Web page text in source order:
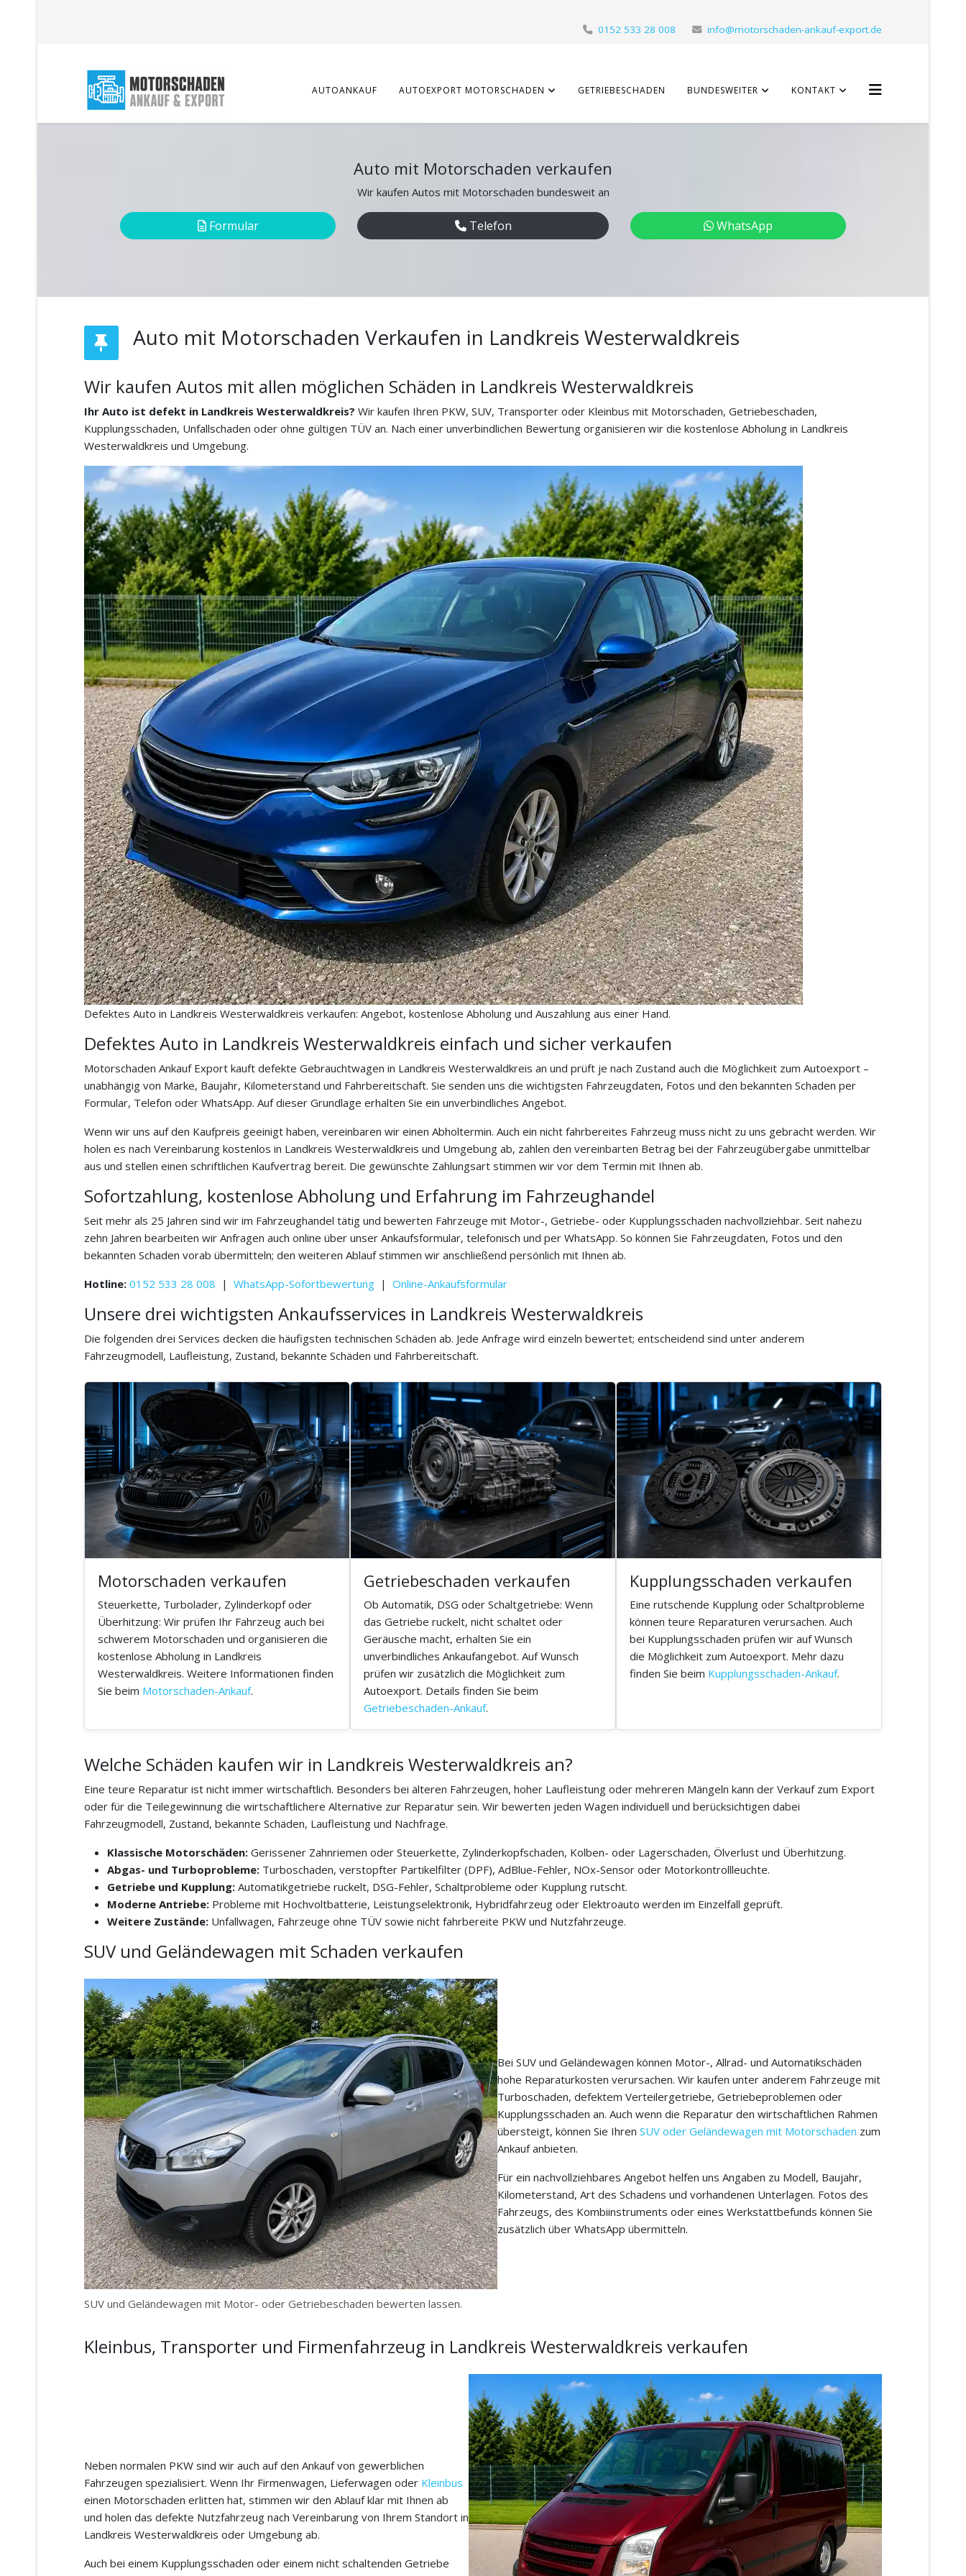
0152 533 28 008 info@motorschaden-ankauf-export.de
AUTOANKAUF AUTOEXPORT MOTORSCHADEN GETRIEBESCHADEN BUNDESWEITER KONTAKT
Auto mit Motorschaden verkaufen
Wir kaufen Autos mit Motorschaden bundesweit an
Formular Telefon WhatsApp
Auto mit Motorschaden Verkaufen in Landkreis Westerwaldkreis
Wir kaufen Autos mit allen möglichen Schäden in Landkreis Westerwaldkreis
Ihr Auto ist defekt in Landkreis Westerwaldkreis? Wir kaufen Ihren PKW, SUV, Transporter oder Kleinbus mit Motorschaden, Getriebeschaden,
Kupplungsschaden, Unfallschaden oder ohne gültigen TÜV an. Nach einer unverbindlichen Bewertung organisieren wir die kostenlose Abholung in Landkreis
Westerwaldkreis und Umgebung.
Defektes Auto in Landkreis Westerwaldkreis verkaufen: Angebot, kostenlose Abholung und Auszahlung aus einer Hand.
Defektes Auto in Landkreis Westerwaldkreis einfach und sicher verkaufen
Motorschaden Ankauf Export kauft defekte Gebrauchtwagen in Landkreis Westerwaldkreis an und prüft je nach Zustand auch die Möglichkeit zum Autoexport –
unabhängig von Marke, Baujahr, Kilometerstand und Fahrbereitschaft. Sie senden uns die wichtigsten Fahrzeugdaten, Fotos und den bekannten Schaden per
Formular, Telefon oder WhatsApp. Auf dieser Grundlage erhalten Sie ein unverbindliches Angebot.
Wenn wir uns auf den Kaufpreis geeinigt haben, vereinbaren wir einen Abholtermin. Auch ein nicht fahrbereites Fahrzeug muss nicht zu uns gebracht werden. Wir
holen es nach Vereinbarung kostenlos in Landkreis Westerwaldkreis und Umgebung ab, zahlen den vereinbarten Betrag bei der Fahrzeugübergabe unmittelbar
aus und stellen einen schriftlichen Kaufvertrag bereit. Die gewünschte Zahlungsart stimmen wir vor dem Termin mit Ihnen ab.
Sofortzahlung, kostenlose Abholung und Erfahrung im Fahrzeughandel
Seit mehr als 25 Jahren sind wir im Fahrzeughandel tätig und bewerten Fahrzeuge mit Motor-, Getriebe- oder Kupplungsschaden nachvollziehbar. Seit nahezu
zehn Jahren bearbeiten wir Anfragen auch online über unser Ankaufsformular, telefonisch und per WhatsApp. So können Sie Fahrzeugdaten, Fotos und den
bekannten Schaden vorab übermitteln; den weiteren Ablauf stimmen wir anschließend persönlich mit Ihnen ab.
Hotline: 0152 533 28 008 | WhatsApp-Sofortbewertung | Online-Ankaufsformular
Unsere drei wichtigsten Ankaufsservices in Landkreis Westerwaldkreis
Die folgenden drei Services decken die häufigsten technischen Schäden ab. Jede Anfrage wird einzeln bewertet; entscheidend sind unter anderem
Fahrzeugmodell, Laufleistung, Zustand, bekannte Schäden und Fahrbereitschaft.
Motorschaden verkaufen
Steuerkette, Turbolader, Zylinderkopf oder
Überhitzung: Wir prüfen Ihr Fahrzeug auch bei
schwerem Motorschaden und organisieren die
kostenlose Abholung in Landkreis
Westerwaldkreis. Weitere Informationen finden
Sie beim Motorschaden-Ankauf.
Getriebeschaden verkaufen
Ob Automatik, DSG oder Schaltgetriebe: Wenn
das Getriebe ruckelt, nicht schaltet oder
Geräusche macht, erhalten Sie ein
unverbindliches Ankaufangebot. Auf Wunsch
prüfen wir zusätzlich die Möglichkeit zum
Autoexport. Details finden Sie beim
Getriebeschaden-Ankauf.
Kupplungsschaden verkaufen
Eine rutschende Kupplung oder Schaltprobleme
können teure Reparaturen verursachen. Auch
bei Kupplungsschaden prüfen wir auf Wunsch
die Möglichkeit zum Autoexport. Mehr dazu
finden Sie beim Kupplungsschaden-Ankauf.
Welche Schäden kaufen wir in Landkreis Westerwaldkreis an?
Eine teure Reparatur ist nicht immer wirtschaftlich. Besonders bei älteren Fahrzeugen, hoher Laufleistung oder mehreren Mängeln kann der Verkauf zum Export
oder für die Teilegewinnung die wirtschaftlichere Alternative zur Reparatur sein. Wir bewerten jeden Wagen individuell und berücksichtigen dabei
Fahrzeugmodell, Zustand, bekannte Schäden, Laufleistung und Nachfrage.
Klassische Motorschäden: Gerissener Zahnriemen oder Steuerkette, Zylinderkopfschaden, Kolben- oder Lagerschaden, Ölverlust und Überhitzung.
Abgas- und Turboprobleme: Turboschaden, verstopfter Partikelfilter (DPF), AdBlue-Fehler, NOx-Sensor oder Motorkontrollleuchte.
Getriebe und Kupplung: Automatikgetriebe ruckelt, DSG-Fehler, Schaltprobleme oder Kupplung rutscht.
Moderne Antriebe: Probleme mit Hochvoltbatterie, Leistungselektronik, Hybridfahrzeug oder Elektroauto werden im Einzelfall geprüft.
Weitere Zustände: Unfallwagen, Fahrzeuge ohne TÜV sowie nicht fahrbereite PKW und Nutzfahrzeuge.
SUV und Geländewagen mit Schaden verkaufen
SUV und Geländewagen mit Motor- oder Getriebeschaden bewerten lassen.
Bei SUV und Geländewagen können Motor-, Allrad- und Automatikschäden
hohe Reparaturkosten verursachen. Wir kaufen unter anderem Fahrzeuge mit
Turboschaden, defektem Verteilergetriebe, Getriebeproblemen oder
Kupplungsschaden an. Auch wenn die Reparatur den wirtschaftlichen Rahmen
übersteigt, können Sie Ihren SUV oder Geländewagen mit Motorschaden zum
Ankauf anbieten.
Für ein nachvollziehbares Angebot helfen uns Angaben zu Modell, Baujahr,
Kilometerstand, Art des Schadens und vorhandenen Unterlagen. Fotos des
Fahrzeugs, des Kombiinstruments oder eines Werkstattbefunds können Sie
zusätzlich über WhatsApp übermitteln.
Kleinbus, Transporter und Firmenfahrzeug in Landkreis Westerwaldkreis verkaufen
Neben normalen PKW sind wir auch auf den Ankauf von gewerblichen
Fahrzeugen spezialisiert. Wenn Ihr Firmenwagen, Lieferwagen oder Kleinbus
einen Motorschaden erlitten hat, stimmen wir den Ablauf klar mit Ihnen ab
und holen das defekte Nutzfahrzeug nach Vereinbarung von Ihrem Standort in
Landkreis Westerwaldkreis oder Umgebung ab.
Auch bei einem Kupplungsschaden oder einem nicht schaltenden Getriebe